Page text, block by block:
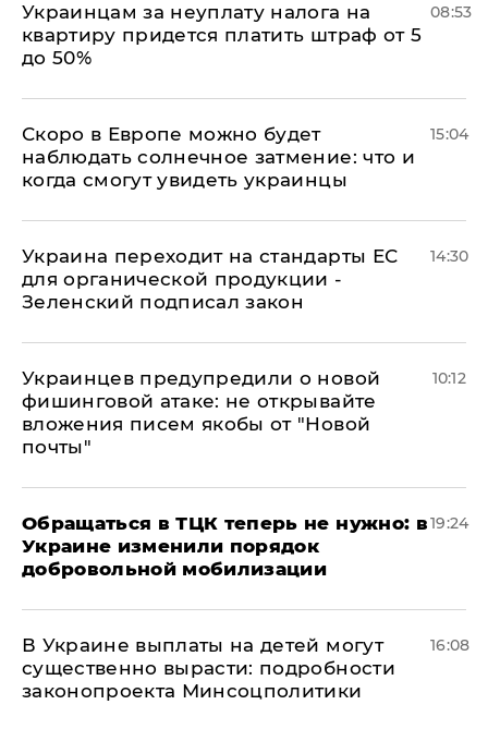
Украинцам за неуплату налога на
квартиру придется платить штраф от 5
до 50%
08:53
Скоро в Европе можно будет
наблюдать солнечное затмение: что и
когда смогут увидеть украинцы
15:04
Украина переходит на стандарты ЕС
для органической продукции -
Зеленский подписал закон
14:30
Украинцев предупредили о новой
фишинговой атаке: не открывайте
вложения писем якобы от "Новой
почты"
10:12
Обращаться в ТЦК теперь не нужно: в
Украине изменили порядок
добровольной мобилизации
19:24
В Украине выплаты на детей могут
существенно вырасти: подробности
законопроекта Минсоцполитики
16:08